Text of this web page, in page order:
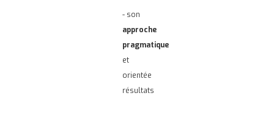
- son
approche
pragmatique
et
orientée
résultats